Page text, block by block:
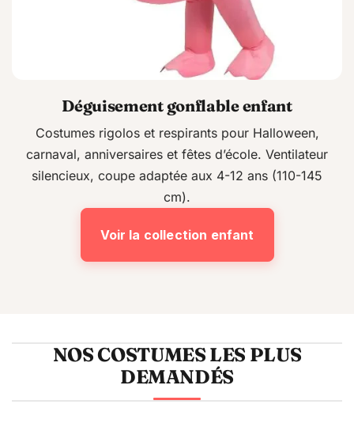
Déguisement gonflable enfant
Costumes rigolos et respirants pour Halloween,
carnaval, anniversaires et fêtes d’école. Ventilateur
silencieux, coupe adaptée aux 4-12 ans (110-145
cm).
Voir la collection enfant
NOS COSTUMES LES PLUS
DEMANDÉS